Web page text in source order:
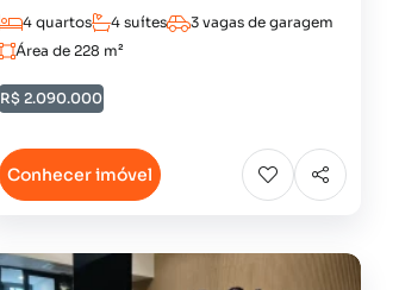
4 quartos 4 suítes
3 vagas de garagem
Área de 228 m²
R$ 2.090.000
Conhecer imóvel